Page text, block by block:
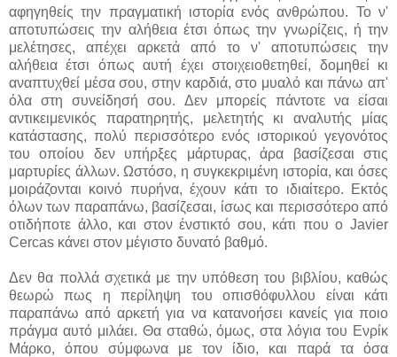
αφηγηθείς την πραγματική ιστορία ενός ανθρώπου. Το ν'
αποτυπώσεις την αλήθεια έτσι όπως την γνωρίζεις, ή την
μελέτησες, απέχει αρκετά από το ν' αποτυπώσεις την
αλήθεια έτσι όπως αυτή έχει στοιχειοθετηθεί, δομηθεί κι
αναπτυχθεί μέσα σου, στην καρδιά, στο μυαλό και πάνω απ'
όλα στη συνείδησή σου. Δεν μπορείς πάντοτε να είσαι
αντικειμενικός παρατηρητής, μελετητής κι αναλυτής μίας
κατάστασης, πολύ περισσότερο ενός ιστορικού γεγονότος
του οποίου δεν υπήρξες μάρτυρας, άρα βασίζεσαι στις
μαρτυρίες άλλων. Ωστόσο, η συγκεκριμένη ιστορία, και όσες
μοιράζονται κοινό πυρήνα, έχουν κάτι το ιδιαίτερο. Εκτός
όλων των παραπάνω, βασίζεσαι, ίσως και περισσότερο από
οτιδήποτε άλλο, και στον ένστικτό σου, κάτι που ο Javier
Cercas κάνει στον μέγιστο δυνατό βαθμό.
Δεν θα πολλά σχετικά με την υπόθεση του βιβλίου, καθώς
θεωρώ πως η περίληψη του οπισθόφυλλου είναι κάτι
παραπάνω από αρκετή για να κατανοήσει κανείς για ποιο
πράγμα αυτό μιλάει. Θα σταθώ, όμως, στα λόγια του Ενρίκ
Μάρκο, όπου σύμφωνα με τον ίδιο, και παρά τα όσα